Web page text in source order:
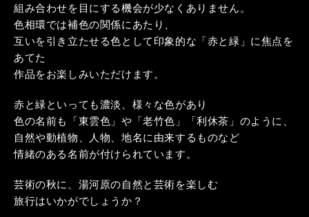
組み合わせを目にする機会が少なくありません。
色相環では補色の関係にあたり、
互いを引き立たせる色として印象的な「赤と緑」に焦点を
あてた
作品をお楽しみいただけます。
赤と緑といっても濃淡、様々な色があり
色の名前も「東雲色」や「老竹色」「利休茶」のように、
自然や動植物、人物、地名に由来するものなど
情緒のある名前が付けられています。
芸術の秋に、湯河原の自然と芸術を楽しむ
旅行はいかがでしょうか？